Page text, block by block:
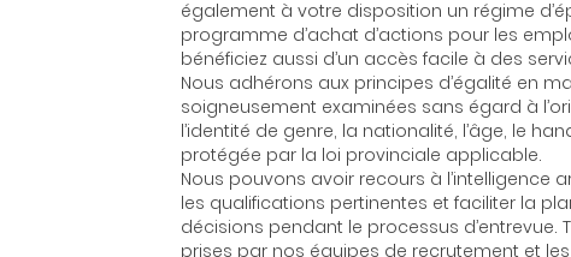
également à votre disposition un régime
programme d’achat d’actions pour les
bénéficiez aussi d’un accès facile à des
Nous adhérons aux principes d’égalité en
soigneusement examinées sans égard à
l’identité de genre, la nationalité, l’âge, le
protégée par la loi provinciale applicable.
Nous pouvons avoir recours à l’intelligence
les qualifications pertinentes et faciliter la
décisions pendant le processus
prises par nos équipes de recrutement et